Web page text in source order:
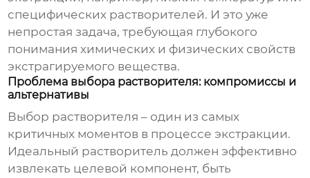
специфических растворителей. И это уже
непростая задача, требующая глубокого
понимания химических и физических свойств
экстрагируемого вещества.
Проблема выбора растворителя: компромиссы и
альтернативы
Выбор растворителя – один из самых
критичных моментов в процессеэкстракции.
Идеальный растворитель должен эффективно
извлекать целевой компонент, быть